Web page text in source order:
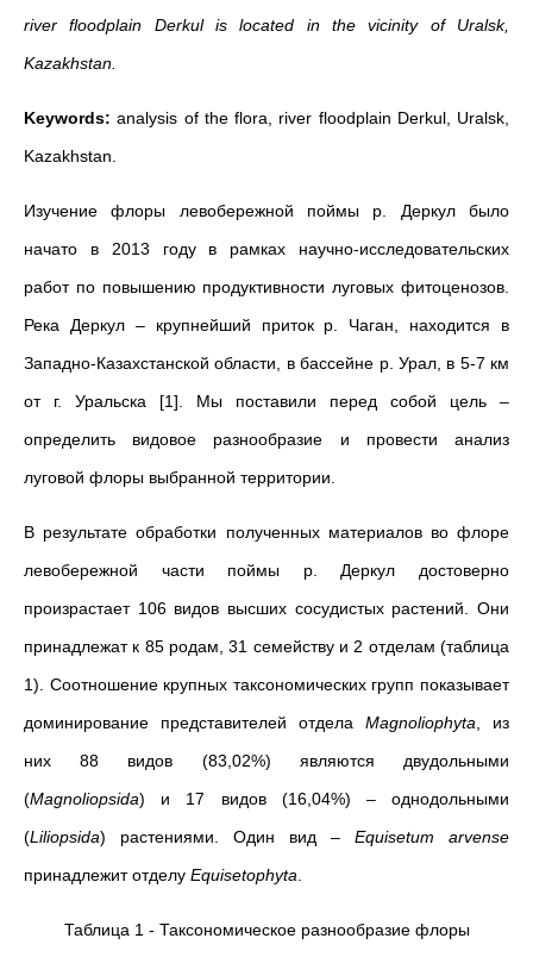
river floodplain Derkul is located in the vicinity of Uralsk,
Kazakhstan.
Keywords: analysis of the flora, river floodplain Derkul, Uralsk,
Kazakhstan.
Изучение флоры левобережной поймы р. Деркул было
начато в 2013 году в рамках научно-исследовательских
работ по повышению продуктивности луговых фитоценозов.
Река Деркул – крупнейший приток р. Чаган, находится в
Западно-Казахстанской области, в бассейне р. Урал, в 5-7 км
от г. Уральска [1]. Мы поставили перед собой цель –
определить видовое разнообразие и провести анализ
луговой флоры выбранной территории.
В результате обработки полученных материалов во флоре
левобережной части поймы р. Деркул достоверно
произрастает 106 видов высших сосудистых растений. Они
принадлежат к 85 родам, 31 семейству и 2 отделам (таблица
1). Соотношение крупных таксономических групп показывает
доминирование представителей отдела Magnoliophyta , из
них 88 видов (83,02%) являются двудольными
(Magnoliopsida) и 17 видов (16,04%) – однодольными
(Liliopsida) растениями. Один вид – Equisetum arvense
принадлежит отделу Equisetophyta
Таблица 1 - Таксономическое разнообразие флоры